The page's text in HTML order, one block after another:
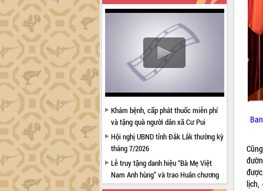
Khám bệnh, cấp phát thuốc miễn phí
và tặng quà người dân xã Cư Pui
Hội nghị UBND tỉnh Đắk Lắk thường kỳ
tháng 7/2026
Lễ truy tặng danh hiệu “Bà Mẹ Việt
Nam Anh hùng” và trao Huân chương
Lao động
lịch,